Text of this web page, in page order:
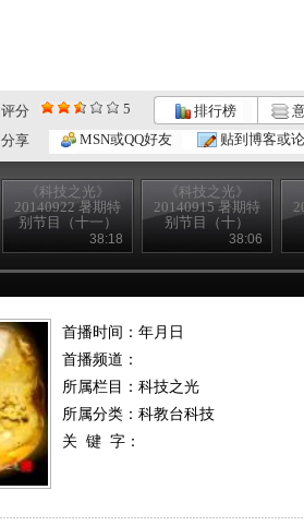
评分 5 排行榜
分享
MSN或QQ好友 贴到博客或
《科技之光》
20140922 暑期特
别节目（十一）
38:18
《科技之光》
20140915 暑期特
别节目（十）
38:06
首播时间：年月日
首播频道：
所属栏目： 科技之光
所属分类：科教台科技
关 键 字：